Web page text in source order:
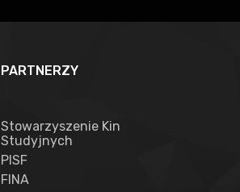
PARTNERZY
Stowarzyszenie Kin
Studyjnych
PISF
FINA